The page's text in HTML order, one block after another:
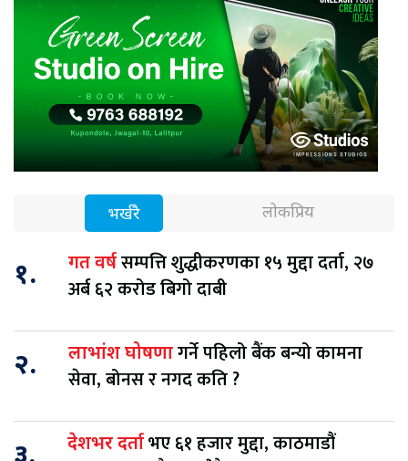
भर्खरै लोकप्रिय
१. गत वर्षसम्पत्ति शुद्धीकरणका १५ मुद्दा दर्ता, २७
अर्ब ६२ करोड बिगो दाबी
२. लाभांश घोषणागर्ने पहिलो बैंक बन्यो कामना
सेवा, बोनस र नगद कति ?
देशभर दर्ताभए ६१ हजार मुद्दा, काठमाडौं